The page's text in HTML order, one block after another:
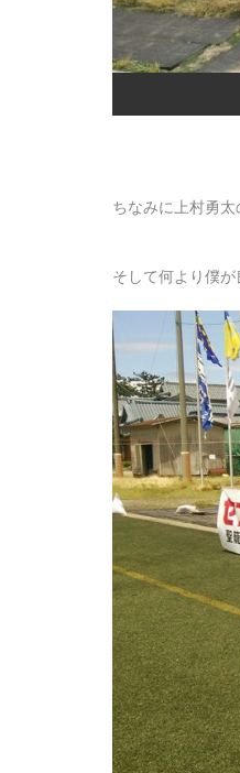
ちなみに上村勇
そして何より僕